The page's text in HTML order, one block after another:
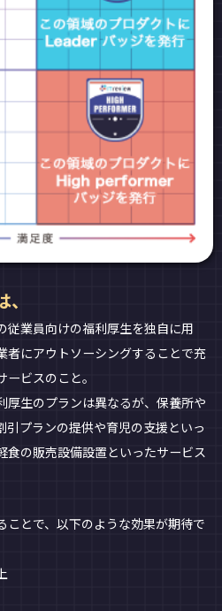
従業員向けの福利厚生を独自に用
者にアウトソーシングすることで充
ビスのこと。
厚生のプランは異なるが、保養所や
引プランの提供や育児の支援といっ
食の販売設備設置といったサービス
とで、以下のような効果が期待で